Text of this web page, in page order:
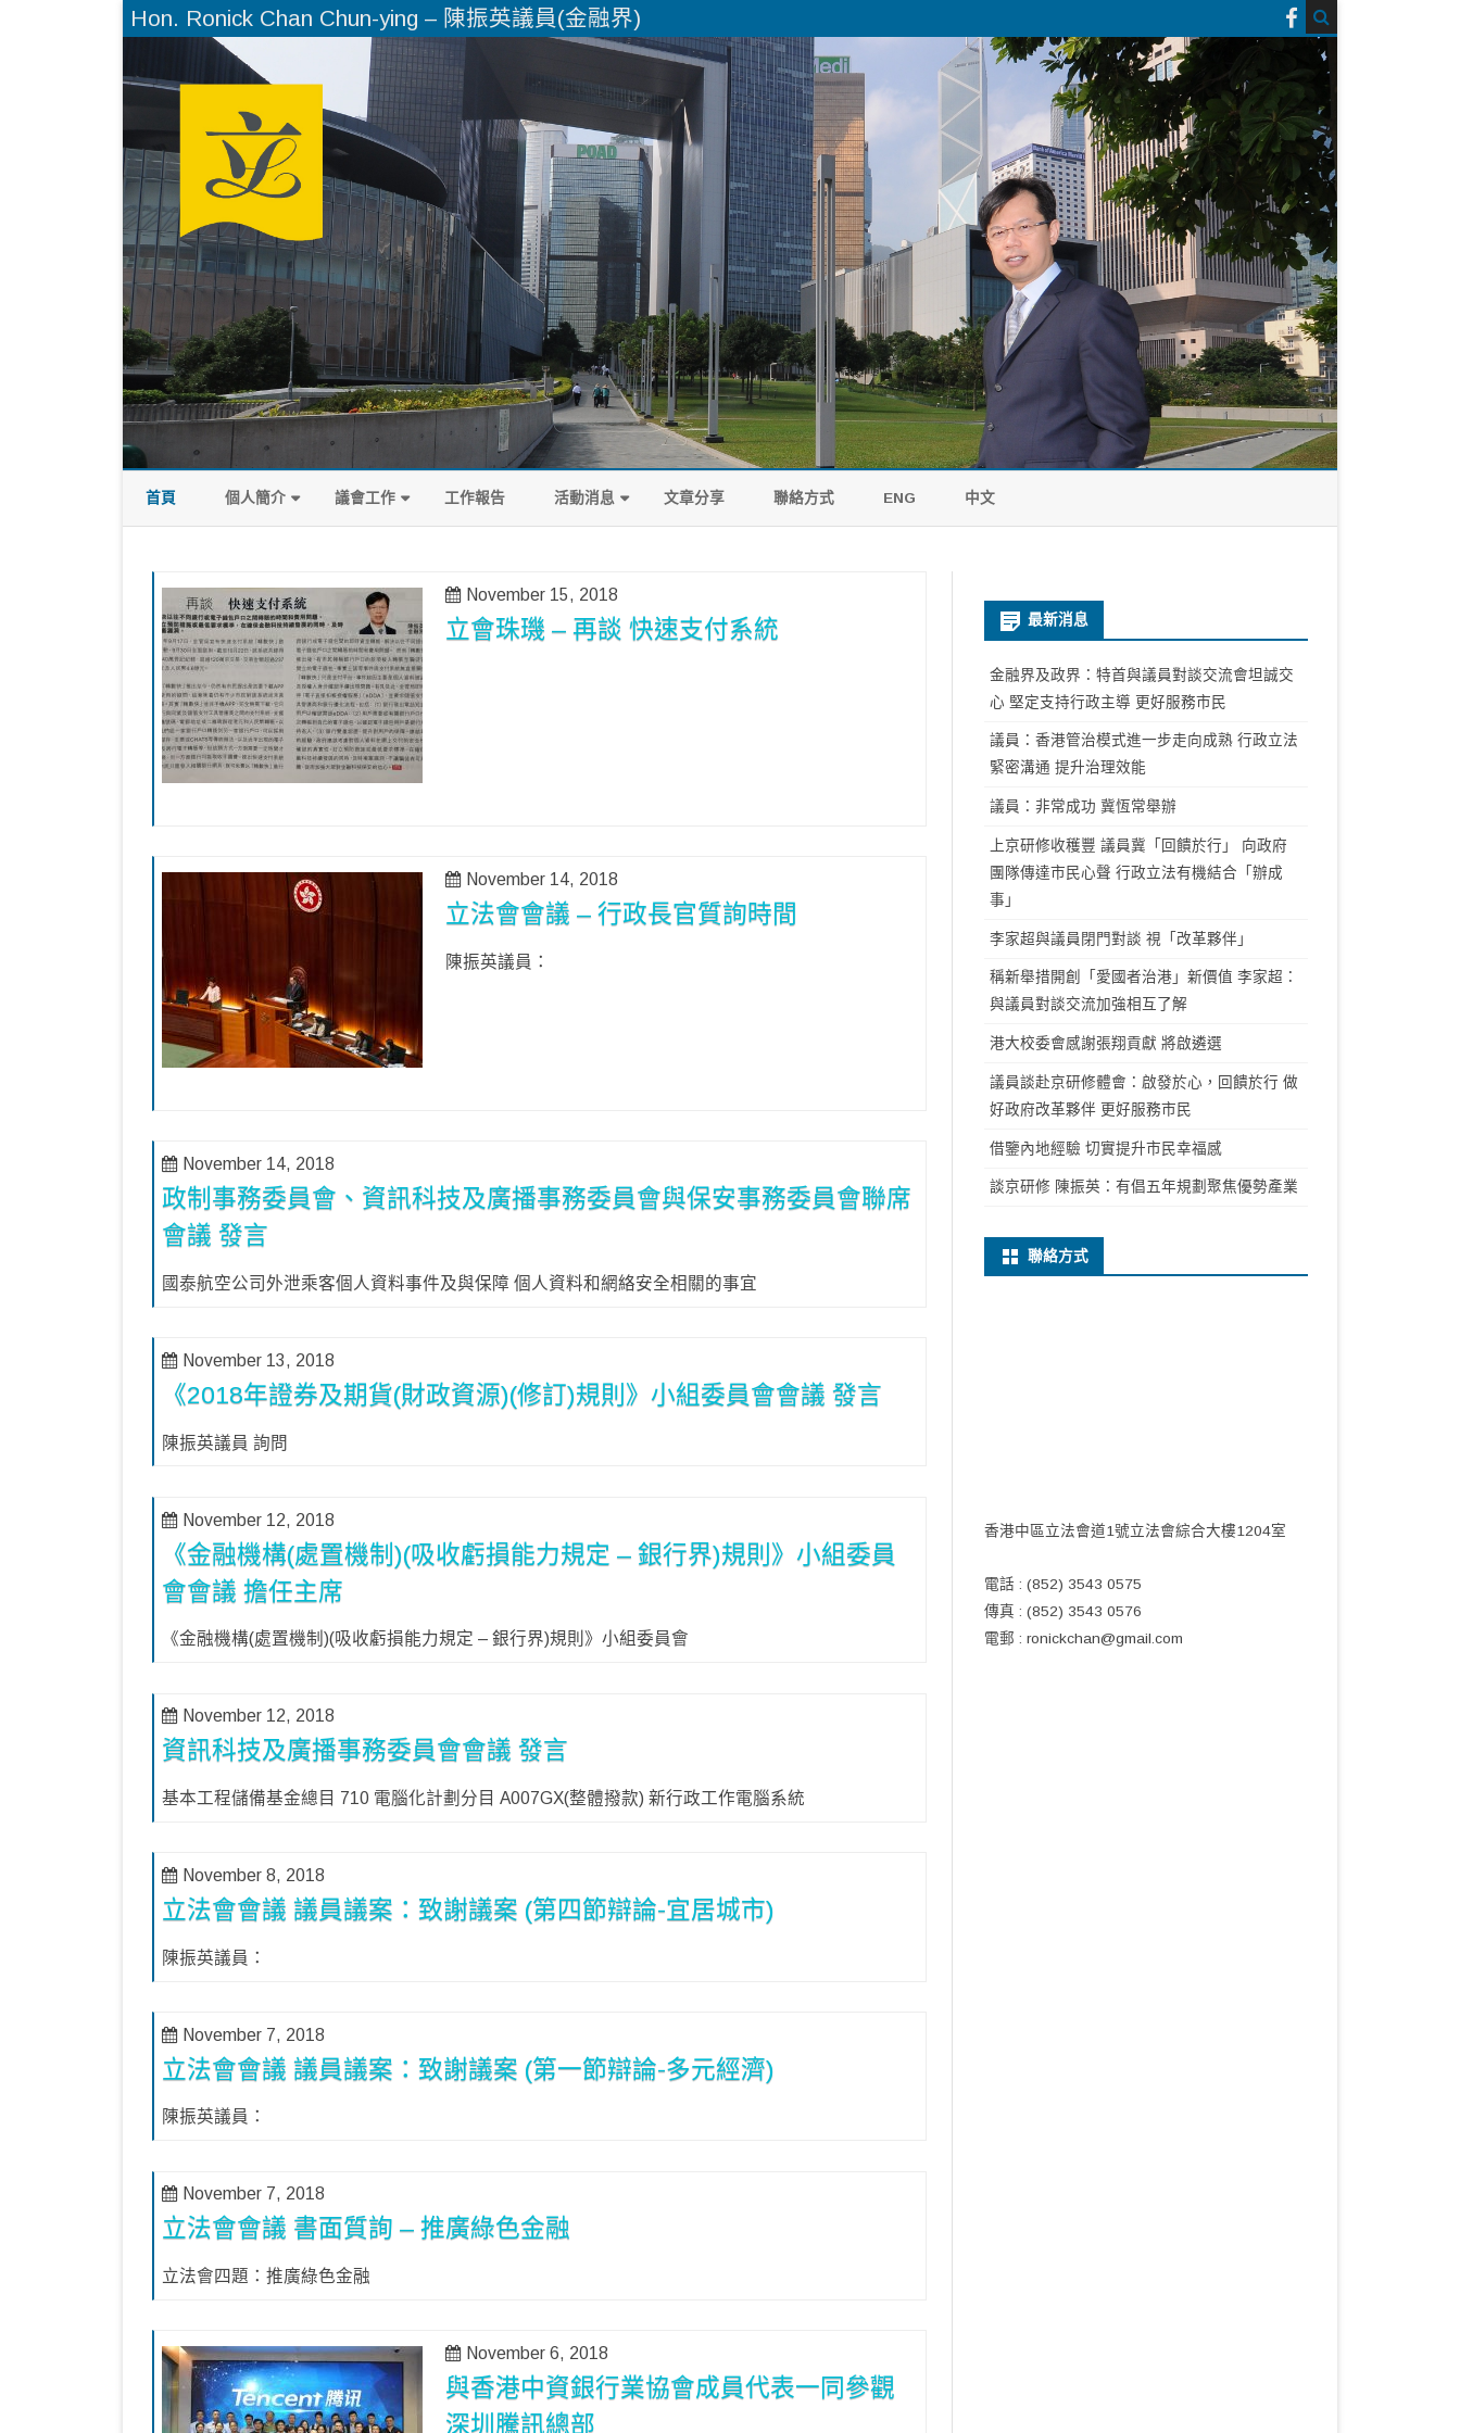
Hon. Ronick Chan Chun-ying – 陳振英議員(金融界)
content
首頁 個人簡介
關注議題
議會工作 工作報告 活動消息
傳媒報導
文章分享 聯絡方式 ENG 中文
November 15, 2018
立會珠璣 – 再談 快速支付系統
November 14, 2018
立法會會議 – 行政長官質詢時間
陳振英議員：
November 14, 2018
政制事務委員會、資訊科技及廣播事務委員會與保安事務委員會聯席
會議 發言
國泰航空公司外泄乘客個人資料事件及與保障 個人資料和網絡安全相關的事宜
November 13, 2018
《2018年證券及期貨(財政資源)(修訂)規則》小組委員會會議 發言
陳振英議員 詢問
November 12, 2018
《金融機構(處置機制)(吸收虧損能力規定 – 銀行界)規則》小組委員
會會議 擔任主席
《金融機構(處置機制)(吸收虧損能力規定 – 銀行界)規則》小組委員會
November 12, 2018
資訊科技及廣播事務委員會會議 發言
基本工程儲備基金總目 710 電腦化計劃分目 A007GX(整體撥款) 新行政工作電腦系統
November 8, 2018
立法會會議 議員議案：致謝議案 (第四節辯論-宜居城市)
陳振英議員：
November 7, 2018
立法會會議 議員議案：致謝議案 (第一節辯論-多元經濟)
陳振英議員：
November 7, 2018
立法會會議 書面質詢 – 推廣綠色金融
立法會四題：推廣綠色金融
November 6, 2018
與香港中資銀行業協會成員代表一同參觀
深圳騰訊總部
最新消息
金融界及政界：特首與議員對談交流會坦誠交
心 堅定支持行政主導 更好服務市民
議員：香港管治模式進一步走向成熟 行政立法
緊密溝通 提升治理效能
議員：非常成功 冀恆常舉辦
上京研修收穫豐 議員冀「回饋於行」 向政府
團隊傳達市民心聲 行政立法有機結合「辦成
事」
李家超與議員閉門對談 視「改革夥伴」
稱新舉措開創「愛國者治港」新價值 李家超：
與議員對談交流加強相互了解
港大校委會感謝張翔貢獻 將啟遴選
議員談赴京研修體會：啟發於心，回饋於行 做
好政府改革夥伴 更好服務市民
借鑒內地經驗 切實提升市民幸福感
談京研修 陳振英：有倡五年規劃聚焦優勢產業
聯絡方式
香港中區立法會道1號立法會綜合大樓1204室
電話 : (852) 3543 0575
傳真 : (852) 3543 0576
電郵 : ronickchan@gmail.com